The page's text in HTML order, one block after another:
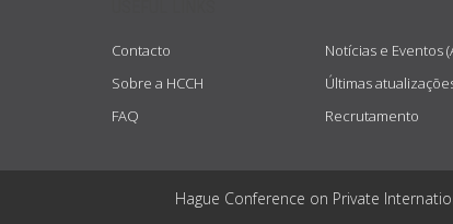
Contacto
Sobre a HCCH
FAQ
Notícias e Eventos
Últimas
Recrutamento
Hague Conference on Private